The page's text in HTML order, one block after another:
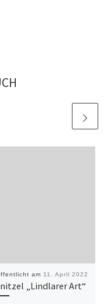
am 11. April 2022
„Lindlarer Art“